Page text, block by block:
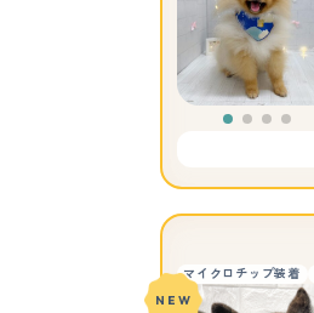
マイクロチップ装着
NEW